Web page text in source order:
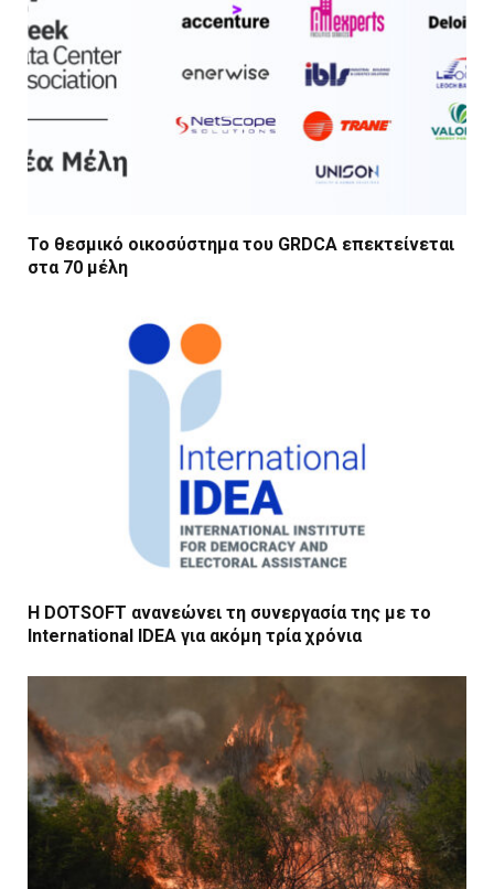
Το θεσμικό οικοσύστημα του GRDCA επεκτείνεται
στα 70 μέλη
Η DOTSOFT ανανεώνει τη συνεργασία της με το
International IDEA για ακόμη τρία χρόνια